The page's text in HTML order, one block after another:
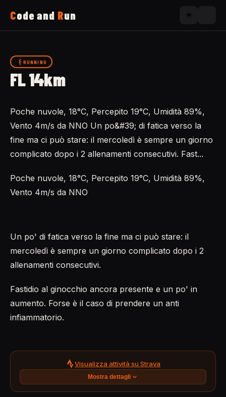
Code and Run ☀️
Running
Uses
Now
About
RUNNING
FL 14km
Poche nuvole, 18°C, Percepito 19°C, Umidità 89%,
Vento 4m/s da NNO Un po&#39; di fatica verso la
fine ma ci può stare: il mercoledì è sempre un giorno
complicato dopo i 2 allenamenti consecutivi. Fast...
Poche nuvole, 18°C, Percepito 19°C, Umidità 89%,
Vento 4m/s da NNO
Un po' di fatica verso la fine ma ci può stare: il
mercoledì è sempre un giorno complicato dopo i 2
allenamenti consecutivi.
Fastidio al ginocchio ancora presente e un po' in
aumento. Forse è il caso di prendere un anti
infiammatorio.
Visualizza attività su Strava
Mostra dettagli